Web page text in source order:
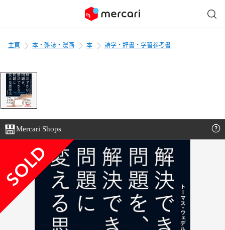
主頁 本・雑誌・漫画 本 語学・辞書・学習参考書
Mercari Shops